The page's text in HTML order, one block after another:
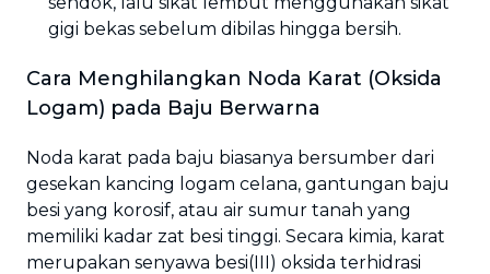
gigi bekas sebelum dibilas hingga bersih.
Cara Menghilangkan Noda Karat (Oksida
Logam) pada Baju Berwarna
Noda karat pada baju biasanya bersumber dari
gesekan kancing logam celana, gantungan baju
besi yang korosif, atau air sumur tanah yang
memiliki kadar zat besi tinggi. Secara kimia, karat
merupakan senyawa besi(III) oksida terhidrasi